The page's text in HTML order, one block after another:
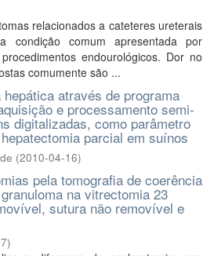
relacionados a cateteres ureterais
condição comum apresentada por
endourológicos. Dor no
comumente são ...
através de programa
e processamento semi-
digitalizadas, como parâmetro
parcial em suínos
(2010-04-16)
pela tomografia de coerência
na vitrectomia 23
sutura não removível e
)